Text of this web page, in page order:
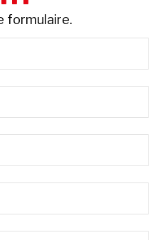
formulaire.